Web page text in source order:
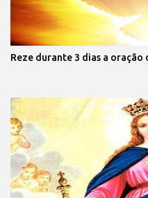
Reze durante 3 dias a